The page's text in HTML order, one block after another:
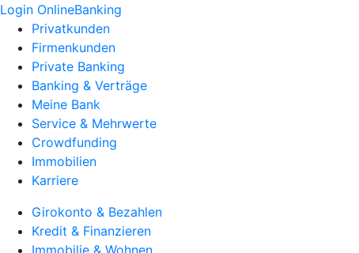
Login OnlineBanking
Privatkunden
Firmenkunden
Private Banking
Banking & Verträge
Meine Bank
Service & Mehrwerte
Crowdfunding
Immobilien
Karriere
Girokonto & Bezahlen
Kredit & Finanzieren
Immobilie & Wohnen